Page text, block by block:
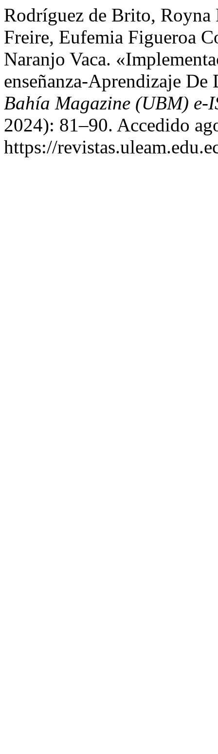
Rodríguez de Brito,
Freire, Eufemia Figueroa
Naranjo Vaca.
enseñanza-Aprendizaje
Bahía Magazine (UBM) e-
2024): 81–90. Accedido
https://